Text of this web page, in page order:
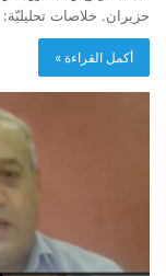
حزيران. خلاصات تحليليّة: ١) اصرار “إسرائيلي” على مخططات الضم…
أكمل القراءة »